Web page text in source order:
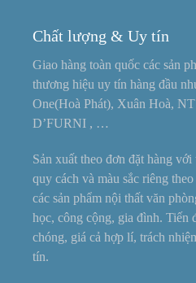
Chất lượng & Uy tín
Giao hàng toàn quốc các sản
thương hiệu uy tín hàng đầu
One(Hoà Phát), Xuân Hoà,
D’FURNI , …
Sản xuất theo đơn đặt hàng với
quy cách và màu sắc riêng
các sản phẩm nội thất văn
học, công cộng, gia đình. Tiến
chóng, giá cả hợp lí, trách
tín.